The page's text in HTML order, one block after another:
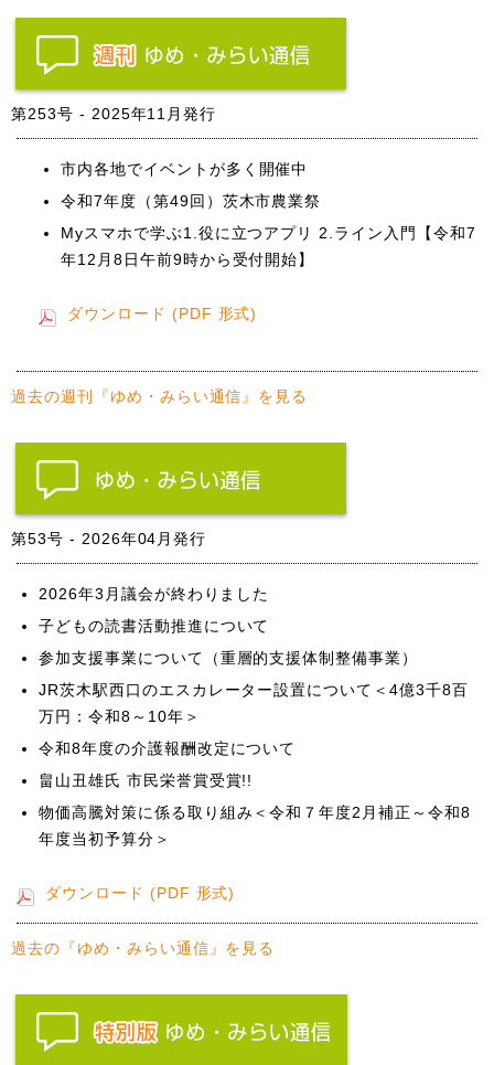
第253号 - 2025年11月発行
市内各地でイベントが多く開催中
令和7年度（第49回）茨木市農業祭
Myスマホで学ぶ1.役に立つアプリ 2.ライン入門【令和7
年12月8日午前9時から受付開始】
ダウンロード (PDF 形式)
過去の週刊『ゆめ・みらい通信』を見る
第53号 - 2026年04月発行
2026年3月議会が終わりました
子どもの読書活動推進について
参加支援事業について（重層的支援体制整備事業）
JR茨木駅西口のエスカレーター設置について＜4億3千8百
万円：令和8～10年＞
令和8年度の介護報酬改定について
畠山丑雄氏 市民栄誉賞受賞!!
物価高騰対策に係る取り組み＜令和７年度2月補正～令和8
年度当初予算分＞
ダウンロード (PDF 形式)
過去の『ゆめ・みらい通信』を見る